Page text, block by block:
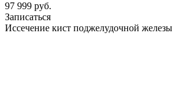
97 999 руб.
Записаться
Иссечение кист поджелудочной железы